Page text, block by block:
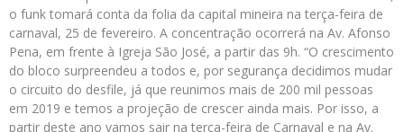
o funk tomará conta da folia da capital mineira na terça-feira de
carnaval, 25 de fevereiro. A concentração ocorrerá na Av. Afonso
Pena, em frente à Igreja São José, a partir das 9h. “O crescimento
do bloco surpreendeu a todos e, por segurança decidimos mudar
o circuito do desfile, já que reunimos mais de 200 mil pessoas
em 2019 e temos a projeção de crescer ainda mais. Por isso, a
partir deste ano vamos sair na terça-feira de Carnaval e na Av.